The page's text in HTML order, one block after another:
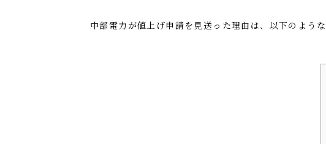
中部電力が値上げ申請を見送った理由は、以下のような